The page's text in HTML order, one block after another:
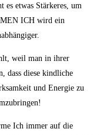
es etwas Stärkeres, um
ICH wird ein
weil man in ihrer
dass diese kindliche
und Energie zu
Ich immer auf die